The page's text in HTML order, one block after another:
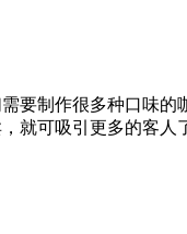
制作很多种口味的
就可吸引更多的客人